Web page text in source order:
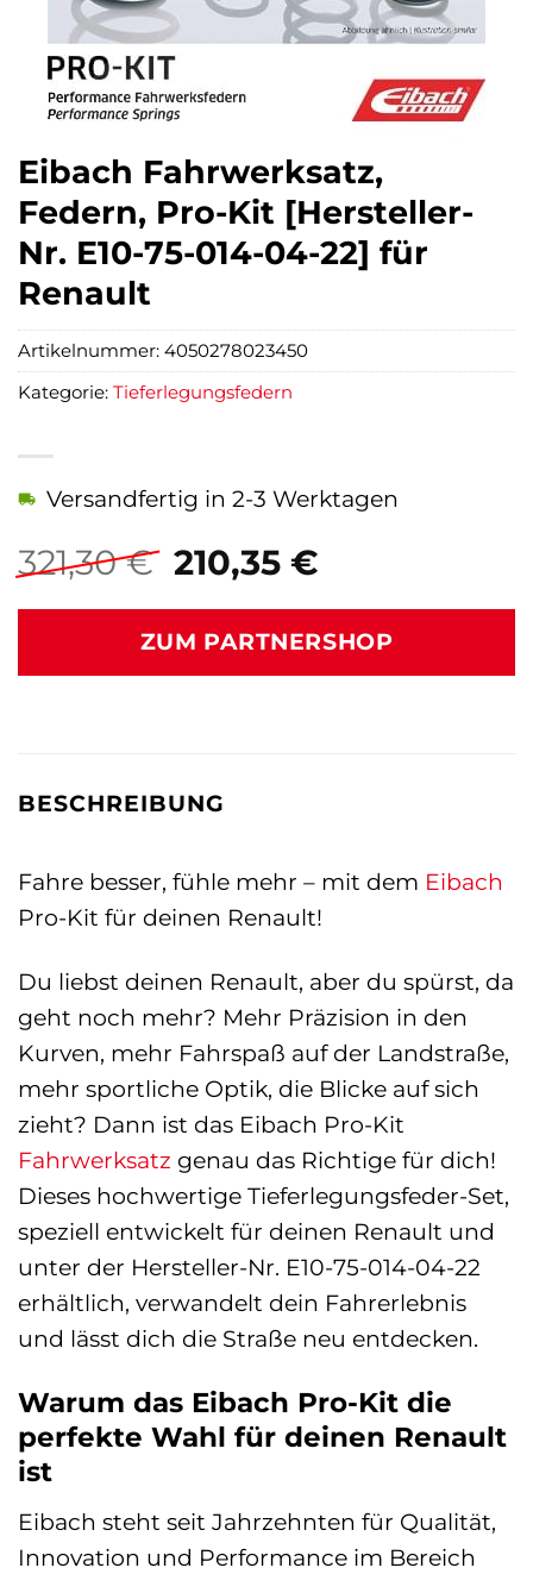
Eibach Fahrwerksatz,
Federn, Pro-Kit [Hersteller-
Nr. E10-75-014-04-22] für
Renault
321,30€ Ursprünglicher
Preis
war:
321,30 €
210,35 €Aktueller
ist:
210,35 €.
Versandfertig in 2-3 Werktagen
ZUM PARTNERSHOP
Artikelnummer: 4050278023450
Kategorie: Tieferlegungsfedern
BESCHREIBUNG
Fahre besser, fühle mehr – mit dem Eibach
Pro-Kit für deinen Renault!
Du liebst deinen Renault, aber du spürst, da
geht noch mehr? Mehr Präzision in den
Kurven, mehr Fahrspaß auf der Landstraße,
mehr sportliche Optik, die Blicke auf sich
zieht? Dann ist das Eibach Pro-Kit
Fahrwerksatz genau das Richtige für dich!
Dieses hochwertige Tieferlegungsfeder-Set,
speziell entwickelt für deinen Renault und
unter der Hersteller-Nr. E10-75-014-04-22
erhältlich, verwandelt dein Fahrerlebnis
und lässt dich die Straße neu entdecken.
Warum das Eibach Pro-Kit die
perfekte Wahl für deinen Renault
ist
Eibach steht seit Jahrzehnten für Qualität,
Innovation und Performance im Bereich